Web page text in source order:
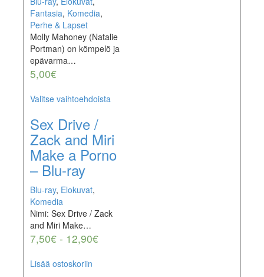
Fantasia, Komedia,
Perhe & Lapset
Molly Mahoney (Natalie
Portman) on kömpelö ja
epävarma…
5,00€
Valitse vaihtoehdoista
Sex Drive /
Zack and Miri
Make a Porno
– Blu-ray
Blu-ray, Elokuvat,
Komedia
Nimi: Sex Drive / Zack
and Miri Make…
7,50€ - 12,90€
Lisää ostoskoriin